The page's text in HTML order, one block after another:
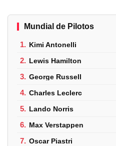
Mundial de Pilotos
1. Kimi Antonelli
2. Lewis Hamilton
3. George Russell
4. Charles Leclerc
5. Lando Norris
6. Max Verstappen
7. Oscar Piastri